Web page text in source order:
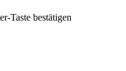
Taste bestätigen